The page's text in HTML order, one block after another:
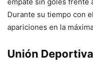
Durante su tiempo con
apariciones en la
Unión